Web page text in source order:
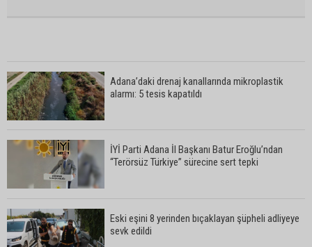
Adana’daki drenaj kanallarında mikroplastik
alarmı: 5 tesis kapatıldı
İYİ Parti Adana İl Başkanı Batur Eroğlu’ndan
“Terörsüz Türkiye” sürecine sert tepki
Eski eşini 8 yerinden bıçaklayan şüpheli adliyeye
sevk edildi